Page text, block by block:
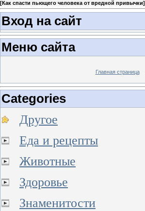
[Как спасти пьющего человека от вредной привычки]
Вход на сайт
Меню сайта
Главная страница
Categories
Другое
Еда и рецепты
Животные
Здоровье
Знаменитости